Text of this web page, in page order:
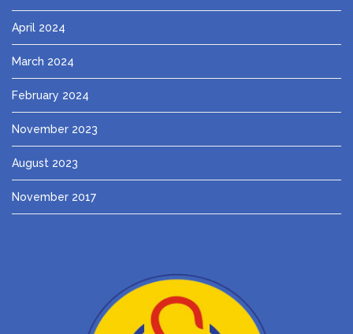
April 2024
March 2024
February 2024
November 2023
August 2023
November 2017